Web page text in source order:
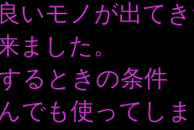
いモノが出て
ました。
るときの条件
でも使ってし